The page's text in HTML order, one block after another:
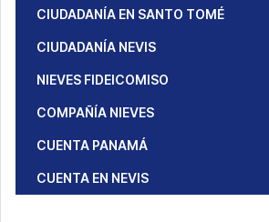
CIUDADANÍA EN SANTO TOMÉ
CIUDADANÍA NEVIS
NIEVES FIDEICOMISO
COMPAÑÍA NIEVES
CUENTA PANAMÁ
CUENTA EN NEVIS